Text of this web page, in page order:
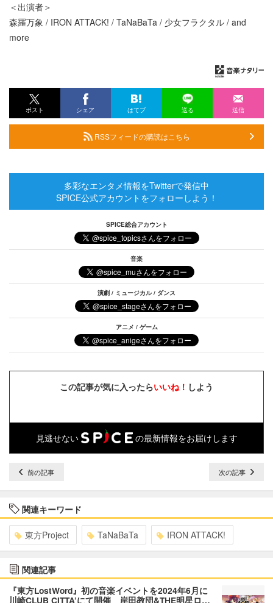
＜出演者＞
森羅万象 / IRON ATTACK! / TaNaBaTa / 少女フラクタル / and
more
ポスト シェア はてブ 送る 送信
RSSフィードの購読はこちら
多彩なエンタメ情報をTwitterで発信中
SPICE公式アカウントをフォローしよう！
SPICE総合アカウント
音楽
演劇 / ミュージカル / ダンス
アニメ / ゲーム
この記事が気に入ったらいいね！ しよう
見逃せない の最新情報をお届けします
前の記事 次の記事
関連キーワード
東方Project TaNaBaTa IRON ATTACK!
関連記事
『東方LostWord』初の音楽イベントを2024年6月に
川崎CLUB CITTA’にて開催 岸田教団&THE明星ロ…